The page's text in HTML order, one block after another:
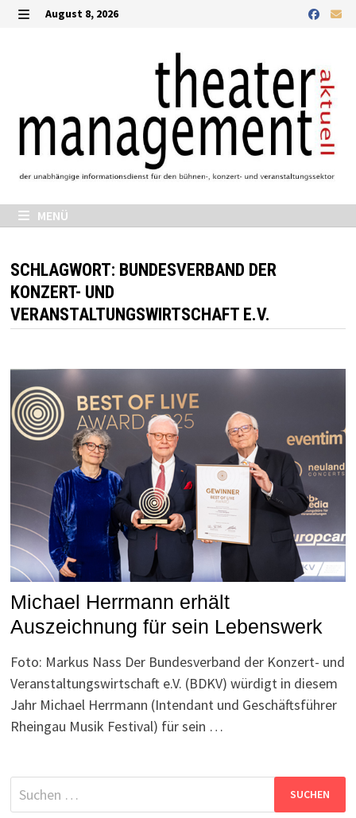
Zurück
August 8, 2026
MENÜ
SCHLAGWORT: BUNDESVERBAND DER
KONZERT- UND
VERANSTALTUNGSWIRTSCHAFT E.V.
Michael Herrmann erhält
Auszeichnung für sein Lebenswerk
Foto: Markus Nass Der Bundesverband der Konzert- und
Veranstaltungswirtschaft e.V. (BDKV) würdigt in diesem
Jahr Michael Herrmann (Intendant und Geschäftsführer
Rheingau Musik Festival) für sein …
Suchen
nach: